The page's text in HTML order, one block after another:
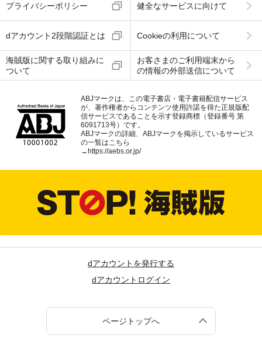
プライバシーポリシー 健全なサービスに向けて
dアカウント2段階認証とは Cookieの利用について
海賊版に関する取り組みに
ついて
お客さまのご利用端末から
の情報の外部送信について
ABJマークは、この電子書店・電子書籍配信サービス
が、著作権者からコンテンツ使用許諾を得た正規版配
信サービスであることを示す登録商標（登録番号 第
6091713号）です。
ABJマークの詳細、ABJマークを掲示しているサービス
の一覧はこちら
→https://aebs.or.jp/
dアカウントを発行する
dアカウントログイン
ページトップへ